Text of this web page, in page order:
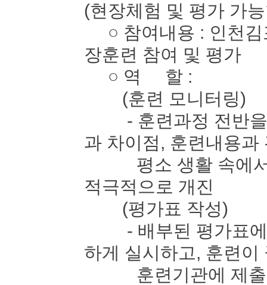
(현장체험 및 평가 가
○ 참여내용 : 인천김
장훈련 참여 및 평가
○ 역 할 :
(훈련 모니터링)
- 훈련과정 전반을
과 차이점, 훈련내용과
평소 생활 속에서
적극적으로 개진
(평가표 작성)
- 배부된 평가표에
하게 실시하고, 훈련이
훈련기관에 제출